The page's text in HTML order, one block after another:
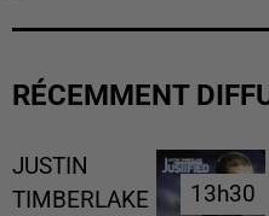
RÉCEMMENT
JUSTIN
TIMBERLAKE
13h30
13h30